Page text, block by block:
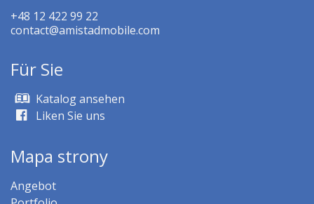
+48 12 422 99 22
contact@amistadmobile.com
Für Sie
Katalog ansehen
Liken Sie uns
Mapa strony
Angebot